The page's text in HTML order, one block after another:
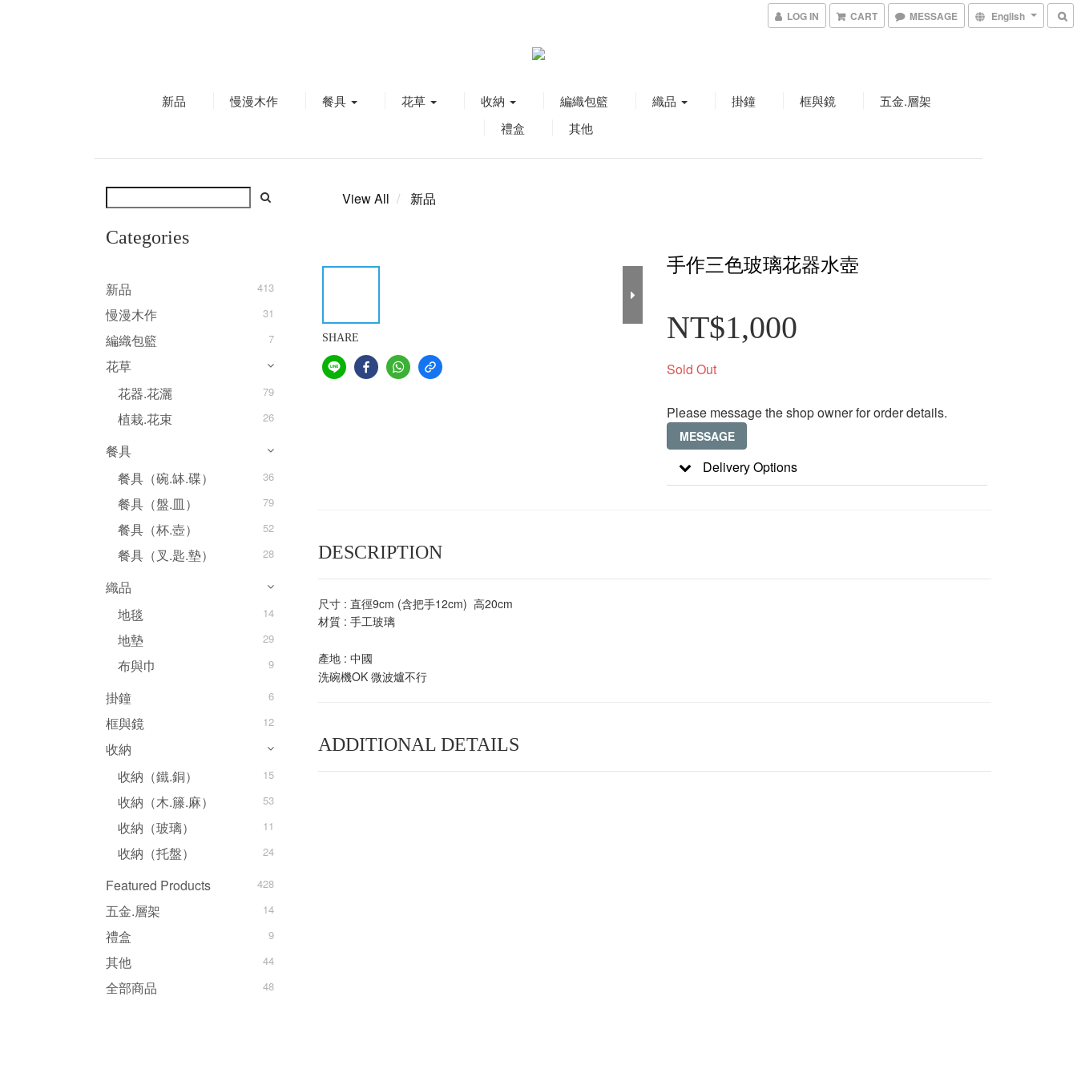
LOG IN CART MESSAGE English
新品 慢漫木作 餐具 花草 收納 編織包籃 織品 掛鐘 框與鏡
五金.層架
禮盒
其他
Categories
新品 413
慢漫木作 31
編織包籃 7
花草
花器.花灑
79
植栽.花束 26
餐具
餐具（碗.缽.碟）
36
餐具（盤.皿） 79
餐具（杯.壺） 52
餐具（叉.匙.墊） 28
織品
地毯
14
地墊 29
布與巾 9
掛鐘 6
框與鏡 12
收納
收納（鐵.銅）
15
收納（木.籐.麻） 53
收納（玻璃） 11
收納（托盤） 24
Featured Products 428
五金.層架 14
禮盒 9
其他 44
全部商品 48
View All 新品
SHARE
手作三色玻璃花器水壺
NT$1,000
Sold Out
Please message the shop owner for order details.
MESSAGE
Delivery Options
DESCRIPTION
尺寸 : 直徑9cm (含把手12cm) 高20cm
材質 : 手工玻璃
產地 : 中國
洗碗​​機OK 微波爐不行
ADDITIONAL DETAILS